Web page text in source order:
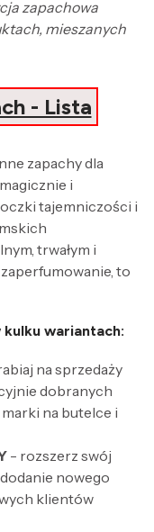
zapachowa
mieszanych
- Lista
zapachy dla
i
tajemniczości i
trwałym i
to
wariantach:
na sprzedaży
dobranych
na butelce i
- rozszerz swój
nowego
klientów